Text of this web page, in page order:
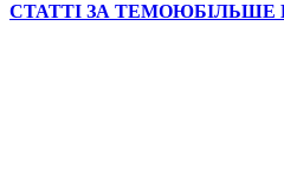
СТАТТІ ЗА ТЕМОЮБІЛЬШЕ